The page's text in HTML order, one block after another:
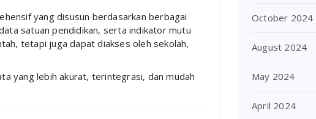
yang disusun berdasarkan berbagai
satuan pendidikan, serta indikator mutu
tetapi juga dapat diakses oleh sekolah,
yang lebih akurat, terintegrasi, dan mudah
October 2024
August 2024
May 2024
April 2024